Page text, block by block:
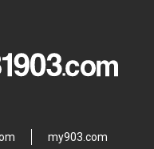
my903.com